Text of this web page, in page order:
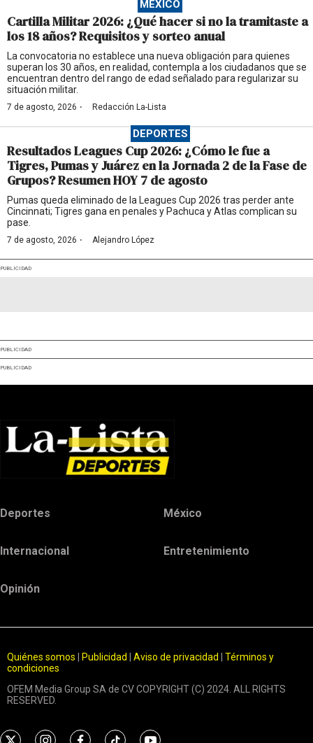
MÉXICO
Cartilla Militar 2026: ¿Qué hacer si no la tramitaste a
los 18 años? Requisitos y sorteo anual
La convocatoria no establece una nueva obligación para quienes
superan los 30 años, en realidad, contempla a los ciudadanos que se
encuentran dentro del rango de edad señalado para regularizar su
situación militar.
7 de agosto, 2026 · Redacción La-Lista
DEPORTES
Resultados Leagues Cup 2026: ¿Cómo le fue a
Tigres, Pumas y Juárez en la Jornada 2 de la Fase de
Grupos? Resumen HOY 7 de agosto
Pumas queda eliminado de la Leagues Cup 2026 tras perder ante
Cincinnati; Tigres gana en penales y Pachuca y Atlas complican su
pase.
7 de agosto, 2026 · Alejandro López
PUBLICIDAD
PUBLICIDAD
PUBLICIDAD
Deportes México
Internacional Entretenimiento
Opinión
Quiénes somos Publicidad Aviso de privacidad
Términos y
condiciones
OFEM Media Group SA de CV COPYRIGHT (C) 2024. ALL RIGHTS
RESERVED.